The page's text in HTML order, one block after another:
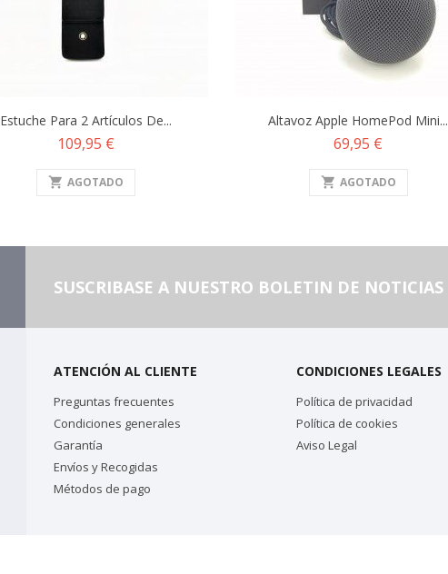
Estuche Para 2 Artículos De...
Precio
109,95 €
shopping_cart AGOTADO
Altavoz Apple HomePod Mini...
Precio
69,95 €
shopping_cart AGOTADO
SUSCRIBASE A NUESTRO BOLETIN DE NOTICIAS
ATENCIÓN AL CLIENTE
Preguntas frecuentes
Condiciones generales
Garantía
Envíos y Recogidas
Métodos de pago
CONDICIONES LEGALES
Política de privacidad
Política de cookies
Aviso Legal